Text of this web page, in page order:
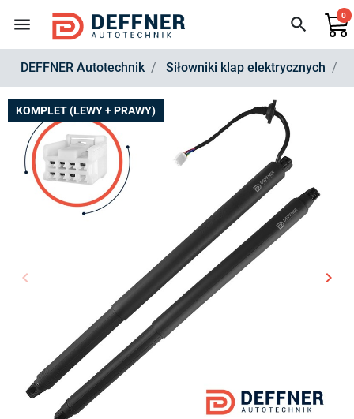
menu search 0
DEFFNER Autotechnik Siłowniki klap elektrycznych
KOMPLET (LEWY + PRAWY)
Poprzedni
keyboard_arrow_left keyboard_arrow_right